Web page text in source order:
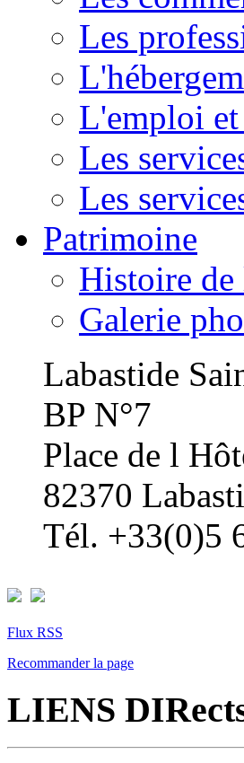
Les
L'emploi
Les
Les
Patrimoine
Histoire de
Galerie
Labastide
BP N°7
Place de l
82370
Tél. +33(0)5
Flux RSS
Recommander la page
LIENS